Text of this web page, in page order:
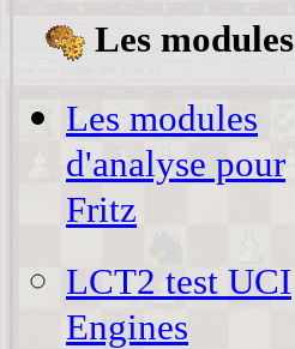
Les modules
Les modules
d'analyse pour
Fritz
LCT2 test UCI
Engines